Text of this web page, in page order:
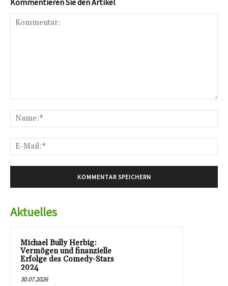
Aktuelles
Michael Bully Herbig:
Vermögen und finanzielle
Erfolge des Comedy-Stars
2024
30.07.2026